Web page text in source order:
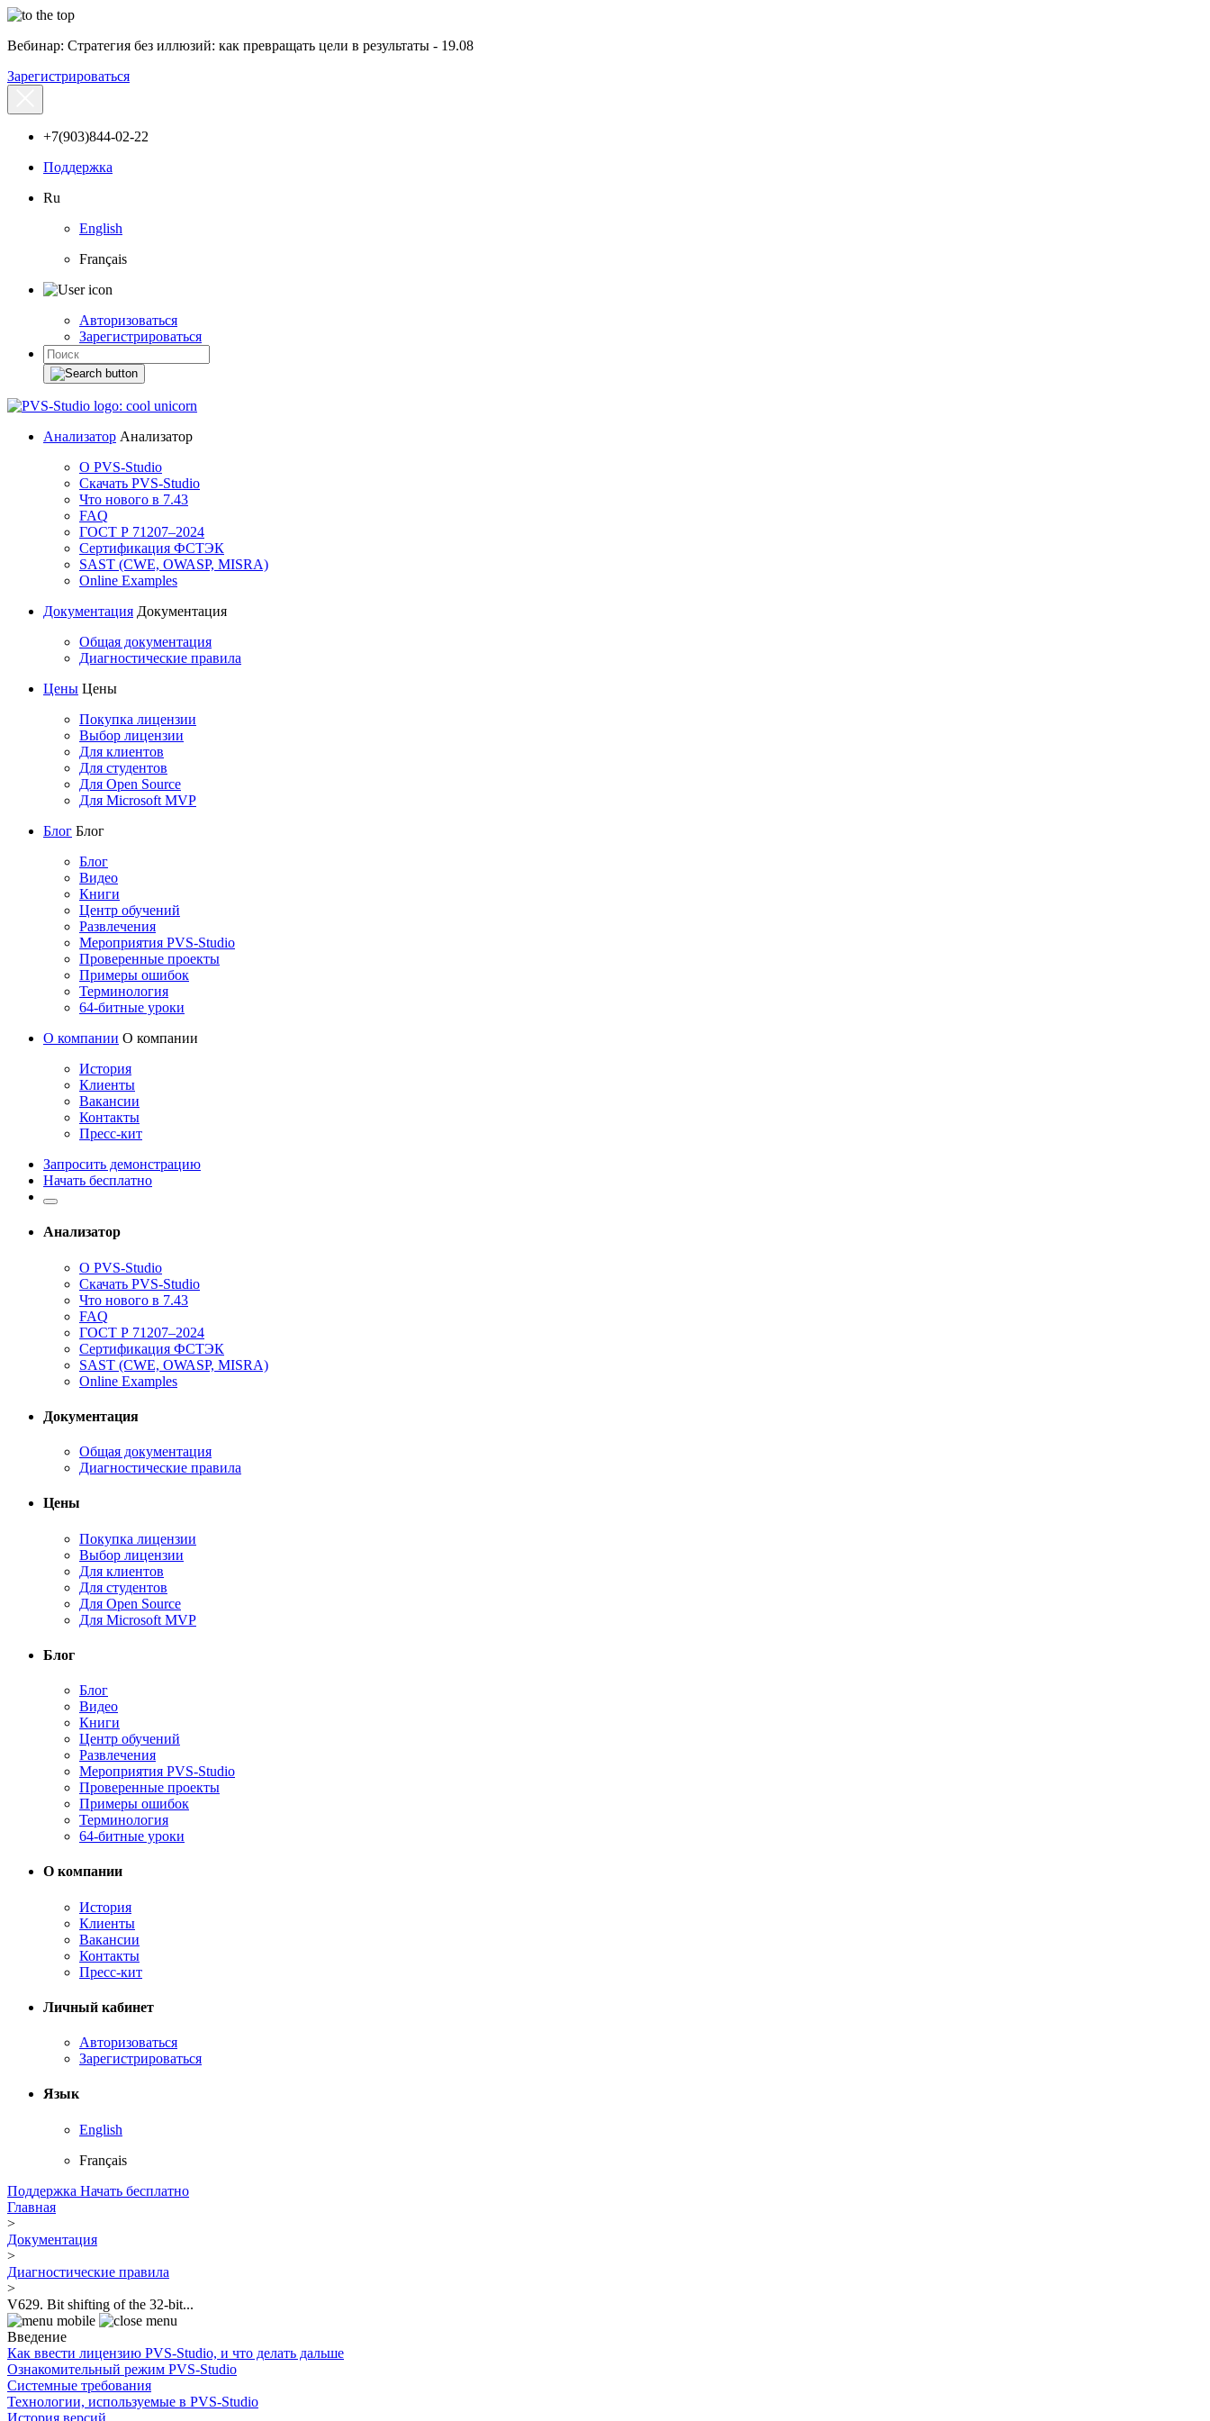
Вебинар: Стратегия без иллюзий: как превращать цели в результаты - 19.08
Зарегистрироваться
+7(903)844-02-22
Поддержка
Ru
English
Français
Авторизоваться
Зарегистрироваться
Анализатор Анализатор
О PVS-Studio
Скачать PVS-Studio
Что нового в 7.43
FAQ
ГОСТ Р 71207–2024
Сертификация ФСТЭК
SAST (CWE, OWASP, MISRA)
Online Examples
Документация Документация
Общая документация
Диагностические правила
Цены Цены
Покупка лицензии
Выбор лицензии
Для клиентов
Для студентов
Для Open Source
Для Microsoft MVP
Блог Блог
Блог
Видео
Книги
Центр обучений
Развлечения
Мероприятия PVS-Studio
Проверенные проекты
Примеры ошибок
Терминология
64-битные уроки
О компании О компании
История
Клиенты
Вакансии
Контакты
Пресс-кит
Запросить демонстрацию
Начать бесплатно
Анализатор
О PVS-Studio
Скачать PVS-Studio
Что нового в 7.43
FAQ
ГОСТ Р 71207–2024
Сертификация ФСТЭК
SAST (CWE, OWASP, MISRA)
Online Examples
Документация
Общая документация
Диагностические правила
Цены
Покупка лицензии
Выбор лицензии
Для клиентов
Для студентов
Для Open Source
Для Microsoft MVP
Блог
Блог
Видео
Книги
Центр обучений
Развлечения
Мероприятия PVS-Studio
Проверенные проекты
Примеры ошибок
Терминология
64-битные уроки
О компании
История
Клиенты
Вакансии
Контакты
Пресс-кит
Личный кабинет
Авторизоваться
Зарегистрироваться
Язык
English
Français
Поддержка Начать бесплатно
Главная
>
Документация
>
Диагностические правила
>
V629. Bit shifting of the 32-bit...
Введение
Как ввести лицензию PVS-Studio, и что делать дальше
Ознакомительный режим PVS-Studio
Системные требования
Технологии, используемые в PVS-Studio
История версий